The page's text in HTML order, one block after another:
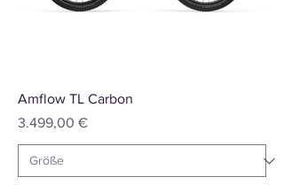
Amflow TL Carbon
Preis
3.499,00 €